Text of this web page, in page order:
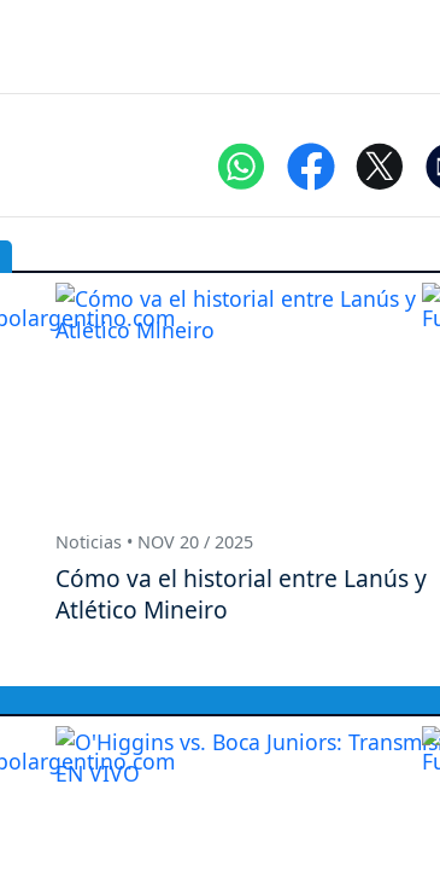
Noticias • NOV 20 / 2025
Cómo va el historial entre Lanús y
Atlético Mineiro